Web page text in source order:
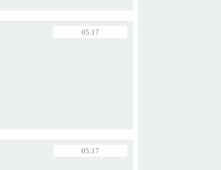
05.17
نگران رفتارغيرقابل کنترل ...
05.17